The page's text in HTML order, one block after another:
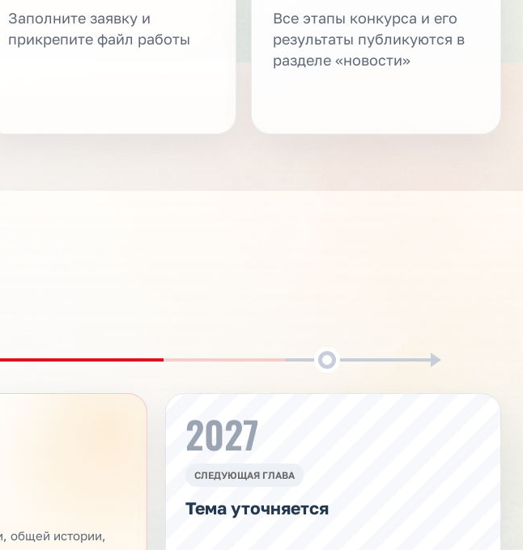
Заполните заявку и
прикрепите файл работы
Все этапы конкурса и его
результаты публикуются в
разделе «новости»
общей истории,
2027
СЛЕДУЮЩАЯ ГЛАВА
Тема уточняется